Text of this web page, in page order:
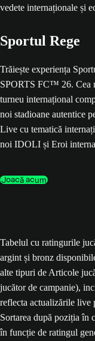
Sportul Rege
Trăiește experiența
SPORTS FC™ 26. Cea
turneu internațional
noi stadioane autentice
Live cu tematică
noi IDOLI și Eroi
Joacă acum
Tabelul cu ratingurile
argint și bronz
alte tipuri de Articole
jucător de campanie),
reflecta actualizările live
Sortarea după poziția în
în funcție de ratingul